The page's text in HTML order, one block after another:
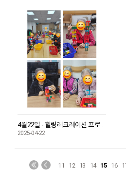
2025-04-22
11 12 13 14 15 16